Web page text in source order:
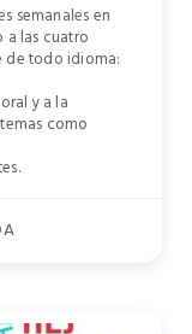
semanales en
a las cuatro
de todo idioma:
y a la
como